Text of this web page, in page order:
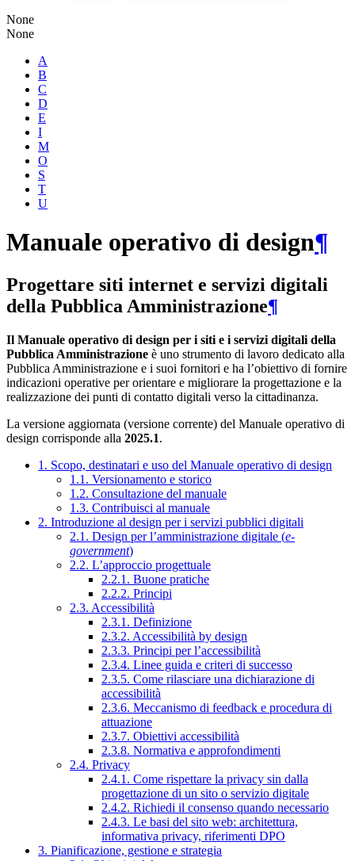
None
None
A
B
C
D
E
I
M
O
S
T
U
Manuale operativo di design¶
Progettare siti internet e servizi digitali
della Pubblica Amministrazione¶
Il Manuale operativo di design per i siti e i servizi digitali della
Pubblica Amministrazione è uno strumento di lavoro dedicato alla
Pubblica Amministrazione e i suoi fornitori e ha l’obiettivo di fornire
indicazioni operative per orientare e migliorare la progettazione e la
realizzazione dei punti di contatto digitali verso la cittadinanza.
La versione aggiornata (versione corrente) del Manuale operativo di
design corrisponde alla 2025.1.
1. Scopo, destinatari e uso del Manuale operativo di design
1.1. Versionamento e storico
1.2. Consultazione del manuale
1.3. Contribuisci al manuale
2. Introduzione al design per i servizi pubblici digitali
2.1. Design per l’amministrazione digitale (e-
government)
2.2. L’approccio progettuale
2.2.1. Buone pratiche
2.2.2. Principi
2.3. Accessibilità
2.3.1. Definizione
2.3.2. Accessibilità by design
2.3.3. Principi per l’accessibilità
2.3.4. Linee guida e criteri di successo
2.3.5. Come rilasciare una dichiarazione di
accessibilità
2.3.6. Meccanismo di feedback e procedura di
attuazione
2.3.7. Obiettivi accessibilità
2.3.8. Normativa e approfondimenti
2.4. Privacy
2.4.1. Come rispettare la privacy sin dalla
progettazione di un sito o servizio digitale
2.4.2. Richiedi il consenso quando necessario
2.4.3. Le basi del sito web: architettura,
informativa privacy, riferimenti DPO
3. Pianificazione, gestione e strategia